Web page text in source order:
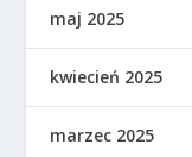
maj 2025
kwiecień 2025
marzec 2025